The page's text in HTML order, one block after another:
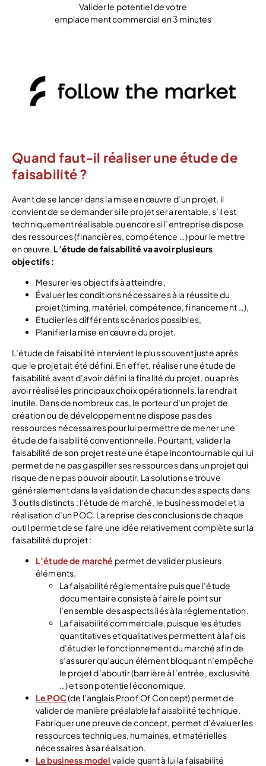
Valider le potentiel de votre
emplacement commercial en 3 minutes
Quand faut-il réaliser une étude de
faisabilité ?
Avant de se lancer dans la mise en œuvre d’un projet, il
convient de se demander si le projet sera rentable, s’il est
techniquement réalisable ou encore si l’entreprise dispose
des ressources (financières, compétence …) pour le mettre
en œuvre. L’étude de faisabilité va avoir plusieurs
objectifs :
Mesurer les objectifs à atteindre,
Évaluer les conditions nécessaires à la réussite du
projet (timing, matériel, compétence, financement …),
Etudier les différents scénarios possibles,
Planifier la mise en œuvre du projet.
L’étude de faisabilité intervient le plus souvent juste après
que le projet ait été défini. En effet, réaliser une étude de
faisabilité avant d’avoir défini la finalité du projet, ou après
avoir réalisé les principaux choix opérationnels, la rendrait
inutile. Dans de nombreux cas, le porteur d’un projet de
création ou de développement ne dispose pas des
ressources nécessaires pour lui permettre de mener une
étude de faisabilité conventionnelle. Pourtant, valider la
faisabilité de son projet reste une étape incontournable qui lui
permet de ne pas gaspiller ses ressources dans un projet qui
risque de ne pas pouvoir aboutir. La solution se trouve
généralement dans la validation de chacun des aspects dans
3 outils distincts : l’étude de marché, le business model et la
réalisation d’un POC. La reprise des conclusions de chaque
outil permet de se faire une idée relativement complète sur la
faisabilité du projet :
L’étude de marché permet de valider plusieurs
éléments.
La faisabilité réglementaire puisque l’étude
documentaire consiste à faire le point sur
l’ensemble des aspects liés à la réglementation.
La faisabilité commerciale, puisque les études
quantitatives et qualitatives permettent à la fois
d’étudier le fonctionnement du marché afin de
s’assurer qu’aucun élément bloquant n’empêche
le projet d’aboutir (barrière à l’entrée, exclusivité
…) et son potentiel économique.
Le POC(de l’anglais Proof Of Concept) permet de
valider de manière préalable la faisabilité technique.
Fabriquer une preuve de concept, permet d’évaluer les
ressources techniques, humaines, et matérielles
nécessaires à sa réalisation.
Le business model valide quant à lui la faisabilité